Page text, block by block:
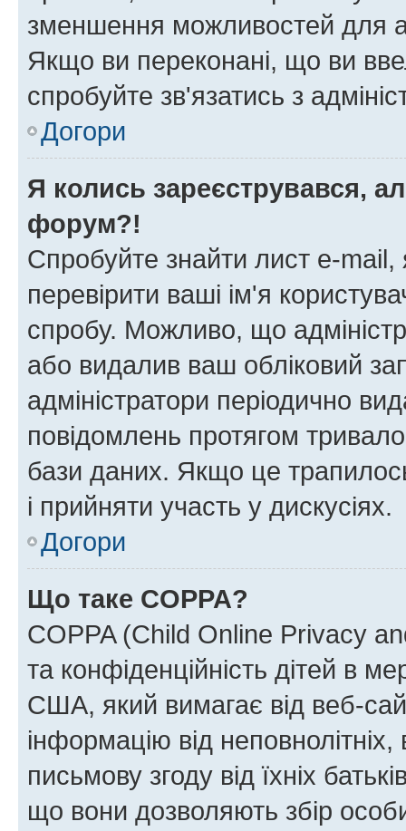
зменшення можливостей для
Якщо ви переконані, що ви
спробуйте зв'язатись з
Догори
Я колись зареєструвався,
форум?!
Спробуйте знайти лист e-mail,
перевірити ваші ім'я
спробу. Можливо, що
або видалив ваш обліковий
адміністратори періодично
повідомлень протягом
бази даних. Якщо це
і прийняти участь у дискусіях.
Догори
Що таке COPPA?
COPPA (Child Online Privacy
та конфіденційність дітей в
США, який вимагає від веб-
інформацію від
письмову згоду від їхніх
що вони дозволяють збір